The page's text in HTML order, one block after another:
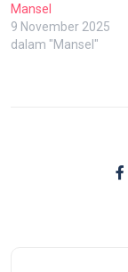
Mansel
9 November 2025
dalam "Mansel"